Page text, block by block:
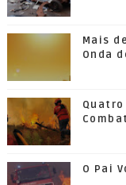
Mais
Onda
O Pai